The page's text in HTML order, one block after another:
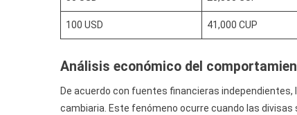
100 USD 41,000 CUP
Análisis económico del
De acuerdo con fuentes financieras
cambiaria. Este fenómeno ocurre cuando las